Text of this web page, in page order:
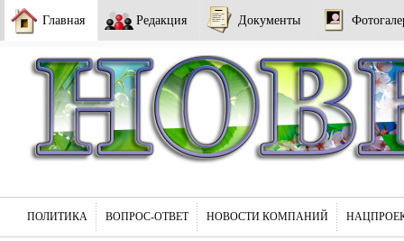
Главная Редакция Документы
ПОЛИТИКА ВОПРОС-ОТВЕТ НОВОСТИ КОМПАНИЙ